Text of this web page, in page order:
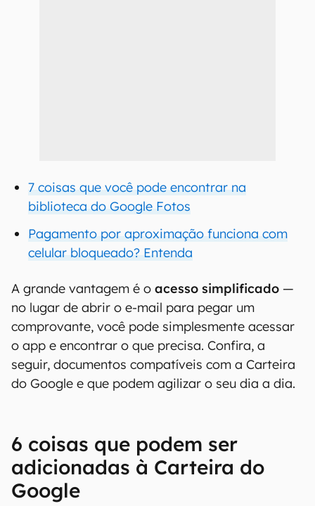
7 coisas que você pode encontrar na
biblioteca do Google Fotos
Pagamento por aproximação funciona com
celular bloqueado? Entenda
A grande vantagem é o acesso simplificado —
no lugar de abrir o e-mail para pegar um
comprovante, você pode simplesmente acessar
o app e encontrar o que precisa. Confira, a
seguir, documentos compatíveis com a Carteira
do Google e que podem agilizar o seu dia a dia.
6 coisas que podem ser
adicionadas à Carteira do
Google